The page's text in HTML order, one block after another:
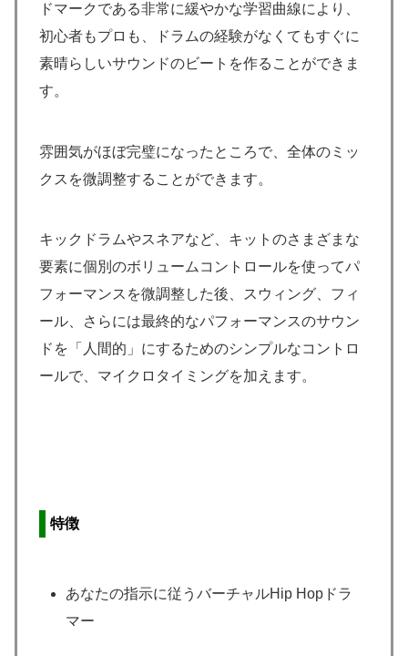
ドマークである非常に緩やかな学習曲線により、
初心者もプロも、ドラムの経験がなくてもすぐに
素晴らしいサウンドのビートを作ることができま
す。
雰囲気がほぼ完璧になったところで、全体のミッ
クスを微調整することができます。
キックドラムやスネアなど、キットのさまざまな
要素に個別のボリュームコントロールを使ってパ
フォーマンスを微調整した後、スウィング、フィ
ール、さらには最終的なパフォーマンスのサウン
ドを「人間的」にするためのシンプルなコントロ
ールで、マイクロタイミングを加えます。
特徴
あなたの指示に従うバーチャルHip Hopドラ
マー